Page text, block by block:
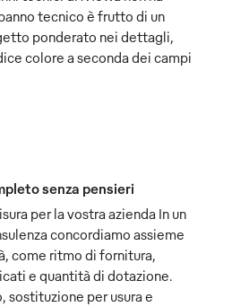
tecnico è frutto di un
ponderato nei dettagli,
colore a seconda dei campi
senza pensieri
per la vostra azienda In un
concordiamo assieme
come ritmo di fornitura,
e quantità di dotazione.
sostituzione per usura e